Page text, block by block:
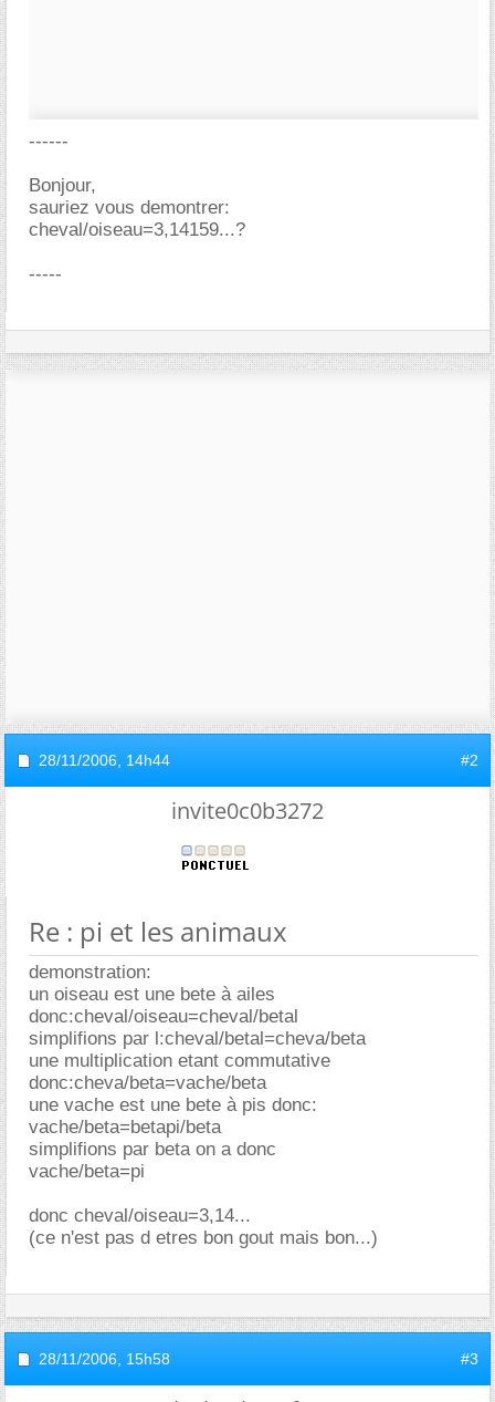
------
Bonjour,
sauriez vous demontrer:
cheval/oiseau=3,14159...?
-----
28/11/2006, 14h44 #2
invite0c0b3272
Re : pi et les animaux
demonstration:
un oiseau est une bete à ailes
donc:cheval/oiseau=cheval/betal
simplifions par l:cheval/betal=cheva/beta
une multiplication etant commutative
donc:cheva/beta=vache/beta
une vache est une bete à pis donc:
vache/beta=betapi/beta
simplifions par beta on a donc
vache/beta=pi
donc cheval/oiseau=3,14...
(ce n'est pas d etres bon gout mais bon...)
28/11/2006, 15h58 #3